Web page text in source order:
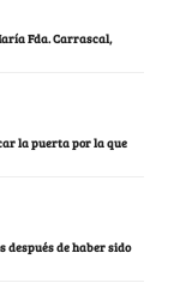
Fda. Carrascal,
la puerta por la que
después de haber sido